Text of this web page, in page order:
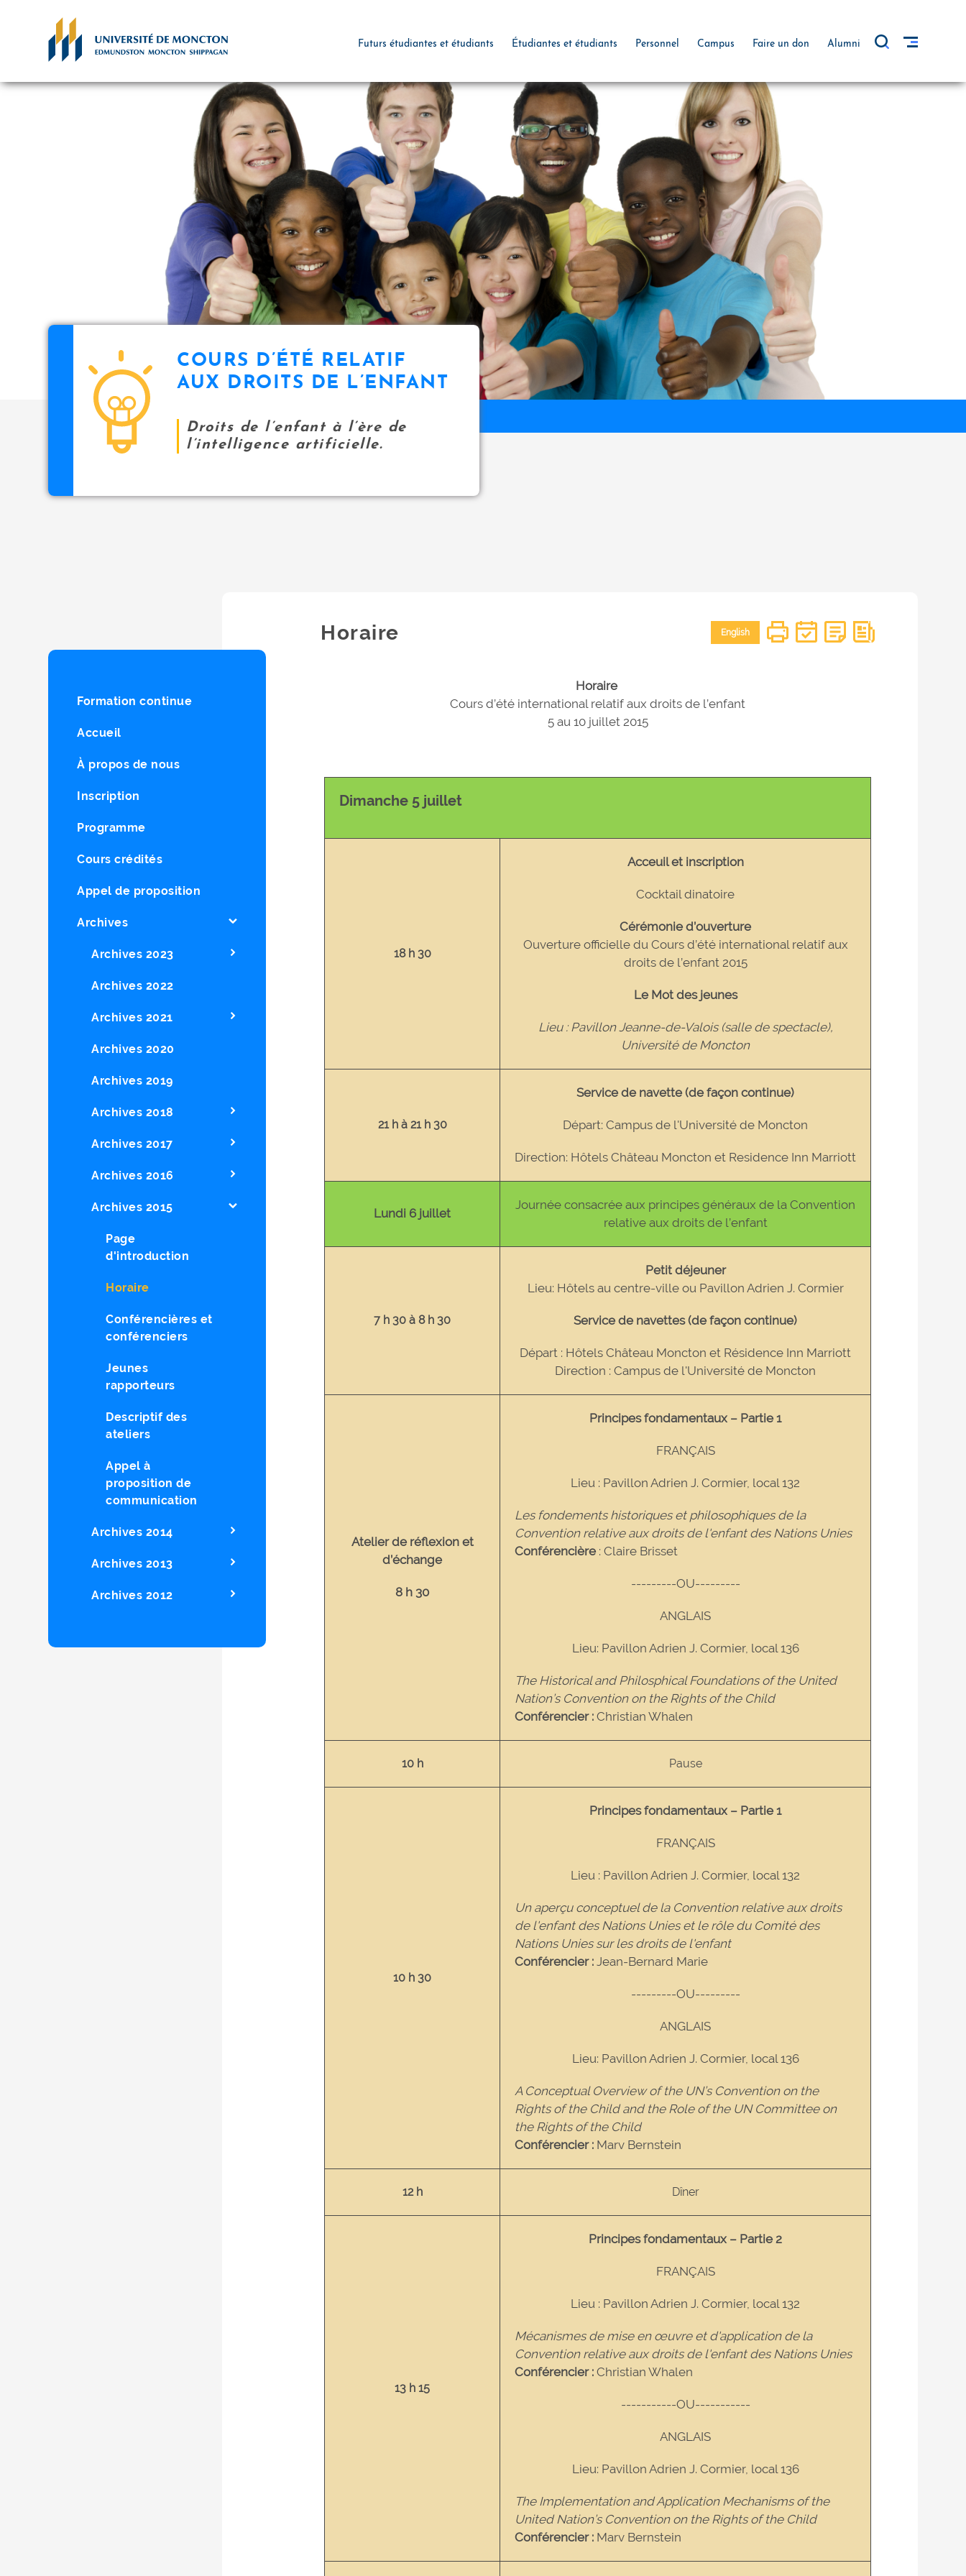
Futurs étudiantes et étudiants Étudiantes et étudiants Personnel Campus Faire un don Alumni
COURS D’ÉTÉ RELATIF
AUX DROITS DE L’ENFANT
Droits de l’enfant à l’ère de
l’intelligence artificielle.
Formation continue
Accueil
À propos de nous
Inscription
Programme
Cours crédités
Appel de proposition
Archives
Archives 2023
Archives 2022
Archives 2021
Archives 2020
Archives 2019
Archives 2018
Archives 2017
Archives 2016
Archives 2015
Page
d'introduction
Horaire
Conférencières et
conférenciers
Jeunes
rapporteurs
Descriptif des
ateliers
Appel à
proposition de
communication
Archives 2014
Archives 2013
Archives 2012
English
Horaire
Horaire
Cours d’été international relatif aux droits de l’enfant
5 au 10 juillet 2015
Dimanche 5 juillet
18 h 30
Acceuil et inscription
Cocktail dinatoire
Cérémonie d’ouverture
Ouverture officielle du Cours d’été international relatif aux
droits de l’enfant 2015
Le Mot des jeunes
Lieu : Pavillon Jeanne-de-Valois (salle de spectacle),
Université de Moncton
21 h à 21 h 30
Service de navette (de façon continue)
Départ: Campus de l'Université de Moncton
Direction: Hôtels Château Moncton et Residence Inn Marriott
Lundi 6 juillet
Journée consacrée aux principes généraux de la Convention
relative aux droits de l’enfant
7 h 30 à 8 h 30
Petit déjeuner
Lieu: Hôtels au centre-ville ou Pavillon Adrien J. Cormier
Service de navettes (de façon continue)
Départ : Hôtels Château Moncton et Résidence Inn Marriott
Direction : Campus de l'Université de Moncton
Atelier de réflexion et
d’échange
8 h 30
Principes fondamentaux – Partie 1
FRANÇAIS
Lieu : Pavillon Adrien J. Cormier, local 132
Les fondements historiques et philosophiques de la
Convention relative aux droits de l'enfant des Nations Unies
Conférencière: Claire Brisset
---------OU---------
ANGLAIS
Lieu: Pavillon Adrien J. Cormier, local 136
The Historical and Philosphical Foundations of the United
Nation’s Convention on the Rights of the Child
Conférencier :Christian Whalen
10 h Pause
10 h 30
Principes fondamentaux – Partie 1
FRANÇAIS
Lieu : Pavillon Adrien J. Cormier, local 132
Un aperçu conceptuel de la Convention relative aux droits
de l'enfant des Nations Unies et le rôle du Comité des
Nations Unies sur les droits de l'enfant
Conférencier : Jean-Bernard Marie
---------OU---------
ANGLAIS
Lieu: Pavillon Adrien J. Cormier, local 136
A Conceptual Overview of the UN’s Convention on the
Rights of the Child and the Role of the UN Committee on
the Rights of the Child
Conférencier : Marv Bernstein
12 h Dîner
13 h 15
Principes fondamentaux – Partie 2
FRANÇAIS
Lieu : Pavillon Adrien J. Cormier, local 132
Mécanismes de mise en œuvre et d'application de la
Convention relative aux droits de l'enfant des Nations Unies
Conférencier :Christian Whalen
-----------OU-----------
ANGLAIS
Lieu: Pavillon Adrien J. Cormier, local 136
The Implementation and Application Mechanisms of the
United Nation’s Convention on the Rights of the Child
Conférencier : Marv Bernstein